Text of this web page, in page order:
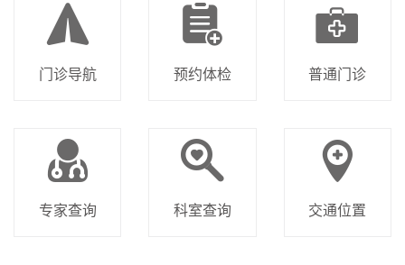
门诊导航 预约体检 普通门诊
专家查询 科室查询 交通位置